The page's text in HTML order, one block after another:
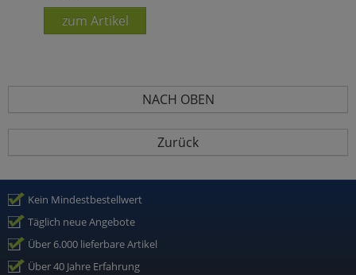
zum Artikel
NACH OBEN
Zurück
Kein Mindestbestellwert
Täglich neue Angebote
Über 6.000 lieferbare Artikel
Über 40 Jahre Erfahrung